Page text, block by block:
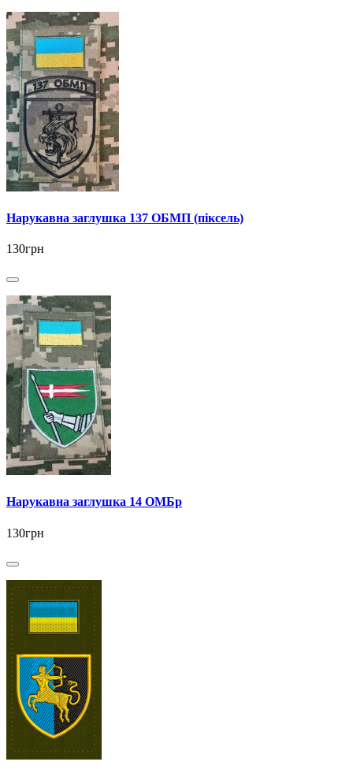
Нарукавна заглушка 137 ОБМП (піксель)
130грн
Нарукавна заглушка 14 ОМБр
130грн